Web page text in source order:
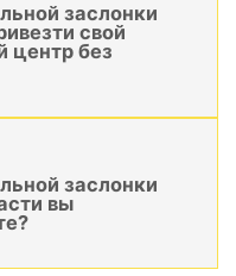
заслонки
свой
центр без
заслонки
вы